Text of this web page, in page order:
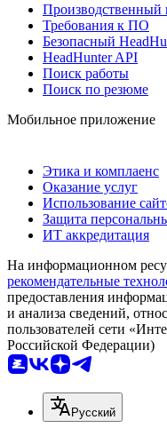
Производственный
Требования к ПО
Безопасный
HeadHunter API
Поиск работы
Поиск по резюме
Мобильное приложение
Этика и комплаенс
Оказание услуг
Использование
Защита
ИТ аккредитация
На информационном
рекомендательные
предоставления
и анализа сведений,
пользователей сети
Российской Федерации)
Русский